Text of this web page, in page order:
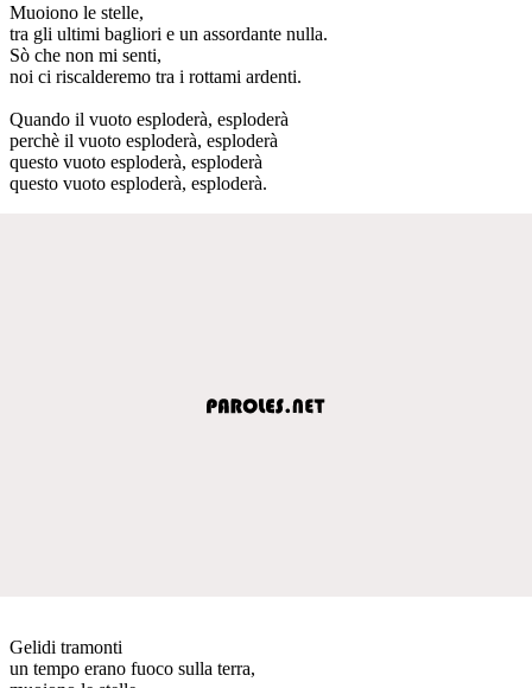
Muoiono le stelle,
tra gli ultimi bagliori e un assordante nulla.
Sò che non mi senti,
noi ci riscalderemo tra i rottami ardenti.
Quando il vuoto esploderà, esploderà
perchè il vuoto esploderà, esploderà
questo vuoto esploderà, esploderà
questo vuoto esploderà, esploderà.
Gelidi tramonti
un tempo erano fuoco sulla terra,